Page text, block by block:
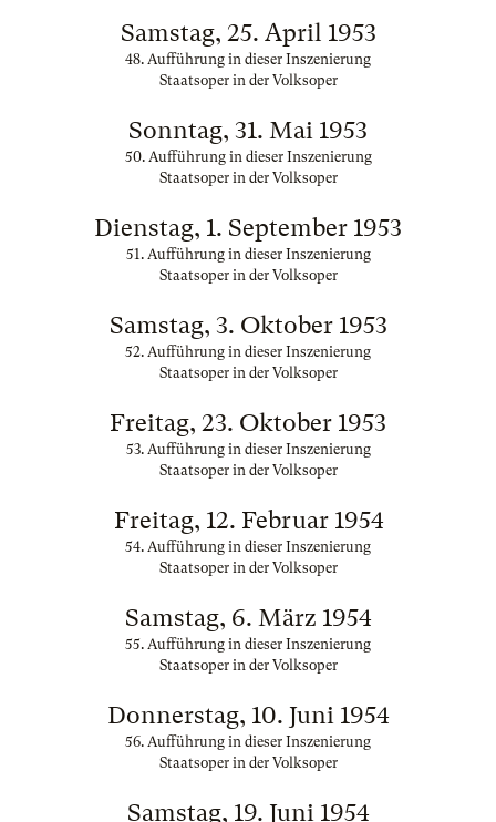
Samstag, 25. April 1953
48. Aufführung in dieser Inszenierung
Staatsoper in der Volksoper
Sonntag, 31. Mai 1953
50. Aufführung in dieser Inszenierung
Staatsoper in der Volksoper
Dienstag, 1. September 1953
51. Aufführung in dieser Inszenierung
Staatsoper in der Volksoper
Samstag, 3. Oktober 1953
52. Aufführung in dieser Inszenierung
Staatsoper in der Volksoper
Freitag, 23. Oktober 1953
53. Aufführung in dieser Inszenierung
Staatsoper in der Volksoper
Freitag, 12. Februar 1954
54. Aufführung in dieser Inszenierung
Staatsoper in der Volksoper
Samstag, 6. März 1954
55. Aufführung in dieser Inszenierung
Staatsoper in der Volksoper
Donnerstag, 10. Juni 1954
56. Aufführung in dieser Inszenierung
Staatsoper in der Volksoper
Samstag, 19. Juni 1954